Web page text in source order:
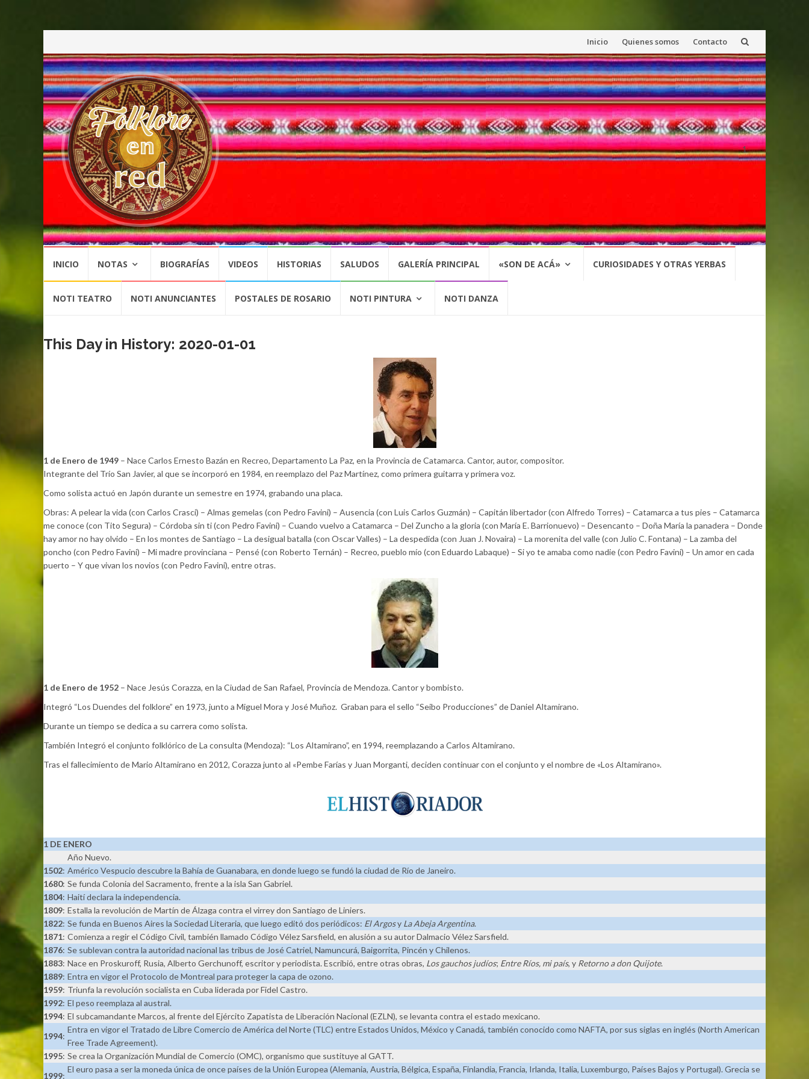
Saltar
al
contenido
Inicio Quienes somos Contacto
1
contenido
INICIO NOTAS BIOGRAFÍAS VIDEOS HISTORIAS SALUDOS GALERÍA PRINCIPAL «SON DE ACÁ» CURIOSIDADES Y OTRAS YERBAS
NOTI TEATRO NOTI ANUNCIANTES POSTALES DE ROSARIO NOTI PINTURA NOTI DANZA
This Day in History: 2020-01-01
1 de Enero de 1949 – Nace Carlos Ernesto Bazán en Recreo, Departamento La Paz, en la Provincia de Catamarca. Cantor, autor, compositor.
Integrante del Trío San Javier, al que se incorporó en 1984, en reemplazo del Paz Martínez, como primera guitarra y primera voz.
Como solista actuó en Japón durante un semestre en 1974, grabando una placa.
Obras: A pelear la vida (con Carlos Crasci) – Almas gemelas (con Pedro Favini) – Ausencia (con Luis Carlos Guzmán) – Capitán libertador (con Alfredo Torres) – Catamarca a tus pies – Catamarca
me conoce (con Tito Segura) – Córdoba sin ti (con Pedro Favini) – Cuando vuelvo a Catamarca – Del Zuncho a la gloria (con María E. Barrionuevo) – Desencanto – Doña María la panadera – Donde
hay amor no hay olvido – En los montes de Santiago – La desigual batalla (con Oscar Valles) – La despedida (con Juan J. Novaira) – La morenita del valle (con Julio C. Fontana) – La zamba del
poncho (con Pedro Favini) – Mi madre provinciana – Pensé (con Roberto Ternán) – Recreo, pueblo mío (con Eduardo Labaque) – Si yo te amaba como nadie (con Pedro Favini) – Un amor en cada
puerto – Y que vivan los novios (con Pedro Favini), entre otras.
1 de Enero de 1952 – Nace Jesús Corazza, en la Ciudad de San Rafael, Provincia de Mendoza. Cantor y bombisto.
Integró “Los Duendes del folklore” en 1973, junto a Miguel Mora y José Muñoz. Graban para el sello “Seibo Producciones” de Daniel Altamirano.
Durante un tiempo se dedica a su carrera como solista.
También Integró el conjunto folklórico de La consulta (Mendoza): “Los Altamirano”, en 1994, reemplazando a Carlos Altamirano.
Tras el fallecimiento de Mario Altamirano en 2012, Corazza junto al «Pembe Farías y Juan Morganti, deciden continuar con el conjunto y el nombre de «Los Altamirano».
1 DE ENERO
Año Nuevo.
1502: Américo Vespucio descubre la Bahía de Guanabara, en donde luego se fundó la ciudad de Río de Janeiro.
1680: Se funda Colonia del Sacramento, frente a la isla San Gabriel.
1804: Haití declara la independencia.
1809: Estalla la revolución de Martín de Álzaga contra el virrey don Santiago de Liniers.
1822: Se funda en Buenos Aires la Sociedad Literaria, que luego editó dos periódicos: El Argosy La Abeja Argentina.
1871: Comienza a regir el Código Civil, también llamado Código Vélez Sarsfield, en alusión a su autor Dalmacio Vélez Sarsfield.
1876: Se sublevan contra la autoridad nacional las tribus de José Catriel, Namuncurá, Baigorrita, Pincén y Chilenos.
1883: Nace en Proskuroff, Rusia, Alberto Gerchunoff, escritor y periodista. Escribió, entre otras obras, Los gauchos judíos; Entre Ríos, mi país, y Retorno a don Quijote.
1889: Entra en vigor el Protocolo de Montreal para proteger la capa de ozono.
1959: Triunfa la revolución socialista en Cuba liderada por Fidel Castro.
1992: El peso reemplaza al austral.
1994: El subcamandante Marcos, al frente del Ejército Zapatista de Liberación Nacional (EZLN), se levanta contra el estado mexicano.
1994:
Entra en vigor el Tratado de Libre Comercio de América del Norte (TLC) entre Estados Unidos, México y Canadá, también conocido como NAFTA, por sus siglas en inglés (North American
Free Trade Agreement).
1995: Se crea la Organización Mundial de Comercio (OMC), organismo que sustituye al GATT.
1999:
El euro pasa a ser la moneda única de once países de la Unión Europea (Alemania, Austria, Bélgica, España, Finlandia, Francia, Irlanda, Italia, Luxemburgo, Países Bajos y Portugal). Grecia se